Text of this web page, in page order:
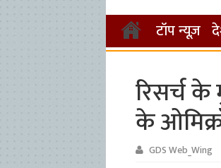
टॉप न्यूज़
रिसर्च के
के
GDS Web_Wing